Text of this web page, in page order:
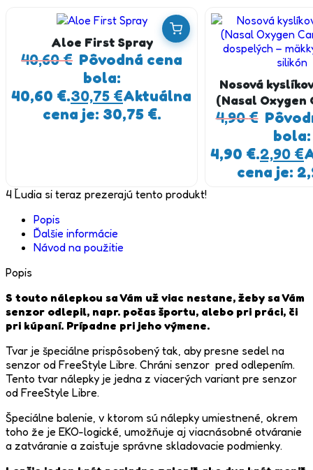
Aloe First Spray
40,60€ Pôvodná cena
bola:
40,60 €.30,75 €Aktuálna
cena je: 30,75 €.
Nosová
(Nasal Oxygen
pre dospelých
lekársky
4,90€
bola:
4,90 €.2,90 €
cena je:
4 Ľudia si teraz prezerajú tento produkt!
Popis
Ďalšie informácie
Návod na použitie
Popis
S touto nálepkou sa Vám už viac nestane, žeby sa Vám
senzor odlepil, napr. počas športu, alebo pri práci, či
pri kúpaní. Prípadne pri jeho výmene.
Tvar je špeciálne prispôsobený tak, aby presne sedel na
senzor od FreeStyle Libre. Chráni senzor pred odlepením.
Tento tvar nálepky je jedna z viacerých variant pre senzor
od FreeStyle Libre.
Špeciálne balenie, v ktorom sú nálepky umiestnené, okrem
toho že je EKO-logické, umožňuje aj viacnásobné otváranie
a zatváranie a zaisťuje správne skladovacie podmienky.